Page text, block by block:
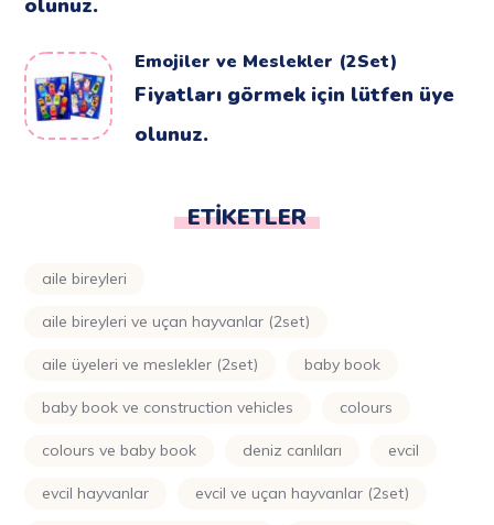
olunuz.
Emojiler ve Meslekler (2Set)
Fiyatları görmek için lütfen üye
olunuz.
ETIKETLER
aile bireyleri
aile bireyleri ve uçan hayvanlar (2set)
aile üyeleri ve meslekler (2set) baby book
baby book ve construction vehicles colours
colours ve baby book deniz canlıları evcil
evcil hayvanlar evcil ve uçan hayvanlar (2set)